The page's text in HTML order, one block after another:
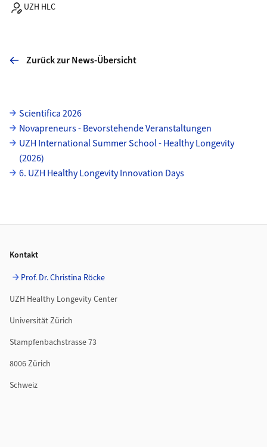
UZH HLC
Zurück zur News-Übersicht
Unterseiten
Scientifica 2026
Novapreneurs - Bevorstehende Veranstaltungen
UZH International Summer School - Healthy Longevity
(2026)
6. UZH Healthy Longevity Innovation Days
Kontakt
Prof. Dr. Christina Röcke
UZH Healthy Longevity Center
Universität Zürich
Stampfenbachstrasse 73
8006 Zürich
Schweiz